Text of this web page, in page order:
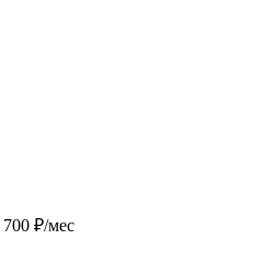
700 ₽/мес